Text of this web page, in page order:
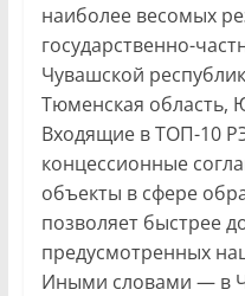
наиболее весомых
государственно-
Чувашской
Тюменская область,
Входящие в ТОП-10
концессионные
объекты в сфере
позволяет быстрее
предусмотренных
Иными словами — в